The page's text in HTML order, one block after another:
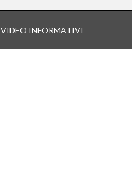
VIDEO INFORMATIVI